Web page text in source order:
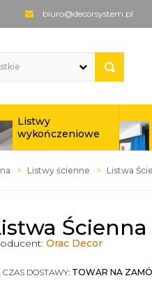
biuro@decorsystem.pl
Listwy
wykończeniowe
Listwy ścienne Listwa
Ścienna
Orac Decor
CZAS DOSTAWY: TOWAR NA